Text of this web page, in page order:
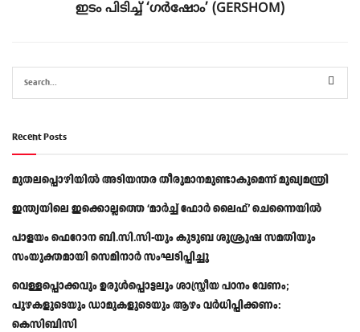
ഇടം പിടിച്ച് ‘ഗർഷോം’ (GERSHOM)
Recent Posts
മുതലപ്പൊഴിയിൽ അടിയന്തര തീരുമാനമുണ്ടാകുമെന്ന് മുഖ്യമന്ത്രി
ഇന്ത്യയിലെ ഇക്കൊല്ലത്തെ ‘മാർച്ച് ഫോർ ലൈഫ്’ ചെന്നൈയിൽ
പാളയം ഫെറോന ബി.സി.സി-യും കുടുബ ശുശ്രൂഷ സമതിയും
സംയുക്തമായി സെമിനാർ സംഘടിപ്പിച്ചു
വെള്ളപ്പൊക്കവും ഉരുള്‍പ്പൊട്ടലും ശാസ്ത്രീയ പഠനം വേണം;
പുഴകളുടെയും ഡാമുകളുടെയും ആഴം വര്‍ധിപ്പിക്കണം:
കെസിബിസി